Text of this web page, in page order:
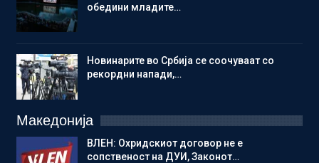
обедини младите…
Новинарите во Србија се соочуваат со
рекордни напади,…
Македонија
ВЛЕН: Охридскиот договор не е
сопственост на ДУИ, Законот…